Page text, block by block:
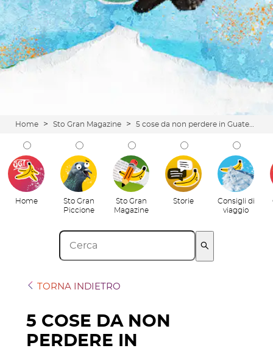
Home > Sto Gran Magazine >
Home
Sto Gran
Piccione
Sto Gran
Magazine
Storie
Consigli di
viaggio
TORNA INDIETRO
5 COSE DA NON
PERDERE IN